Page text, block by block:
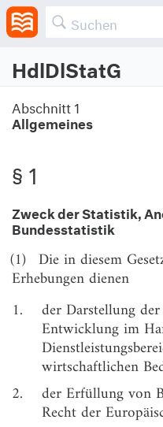
HdlDlStatG
Gesetz über die Statistik im Handels-
Allgemeines
§ 1
§ 2
§ 3
Abschnitt 2
Konjunkturstatistische
§ 4
Periodizität und
Abschnitt 1
Allgemeines
§ 1
Zweck der Statistik,
Bundesstatistik
(1) Die in diesem
Erhebungen dienen
1.
der Darstellung
Entwicklung im
wirtschaftlichen
2.
der Erfüllung von
Recht der